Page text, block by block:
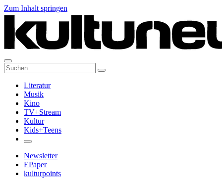
Zum Inhalt springen
Suche:
Literatur
Musik
Kino
TV+Stream
Kultur
Kids+Teens
Newsletter
EPaper
kulturpoints